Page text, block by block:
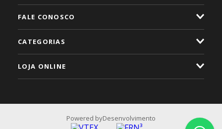
FALE CONOSCO
CATEGORIAS
LOJA ONLINE
Powered byDesenvolvimento